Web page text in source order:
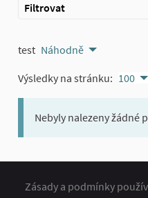
Filtrovat
test Náhodně
Výsledky na stránku: 100
Nebyly nalezeny žádné
Zásady a podmínky